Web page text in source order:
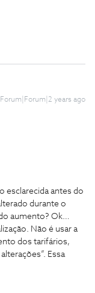
Forum|Forum|2 years ago
esclarecida antes do
durante o
aumento? Ok…
Não é usar a
dos tarifários,
Essa